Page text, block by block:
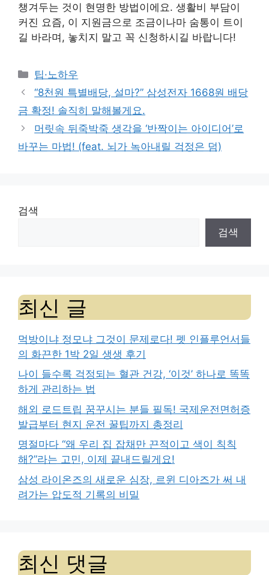
챙겨두는 것이 현명한 방법이에요. 생활비 부담이
커진 요즘, 이 지원금으로 조금이나마 숨통이 트이
길 바라며, 놓치지 말고 꼭 신청하시길 바랍니다!
Categories
팁·노하우
“8천원 특별배당, 설마?” 삼성전자 1668원 배당
금 확정! 솔직히 말해볼게요.
머릿속 뒤죽박죽 생각을 ‘반짝이는 아이디어’로
바꾸는 마법! (feat. 뇌가 녹아내릴 걱정은 덤)
검색
검색
최신 글
먹방이냐 정모냐 그것이 문제로다! 펫 인플루언서들
의 화끈한 1박 2일 생생 후기
나이 들수록 걱정되는 혈관 건강, ‘이것’ 하나로 똑똑
하게 관리하는 법
해외 로드트립 꿈꾸시는 분들 필독! 국제운전면허증
발급부터 현지 운전 꿀팁까지 총정리
명절마다 “왜 우리 집 잡채만 끈적이고 색이 칙칙
해?”라는 고민, 이제 끝내드릴게요!
삼성 라이온즈의 새로운 심장, 르윈 디아즈가 써 내
려가는 압도적 기록의 비밀
최신 댓글